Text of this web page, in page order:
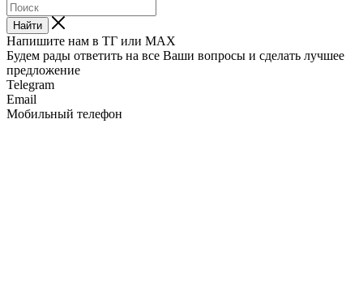
Найти
Напишите нам в ТГ или MAX
Будем рады ответить на все Ваши вопросы и сделать лучшее
предложение
Telegram
Email
Мобильный телефон